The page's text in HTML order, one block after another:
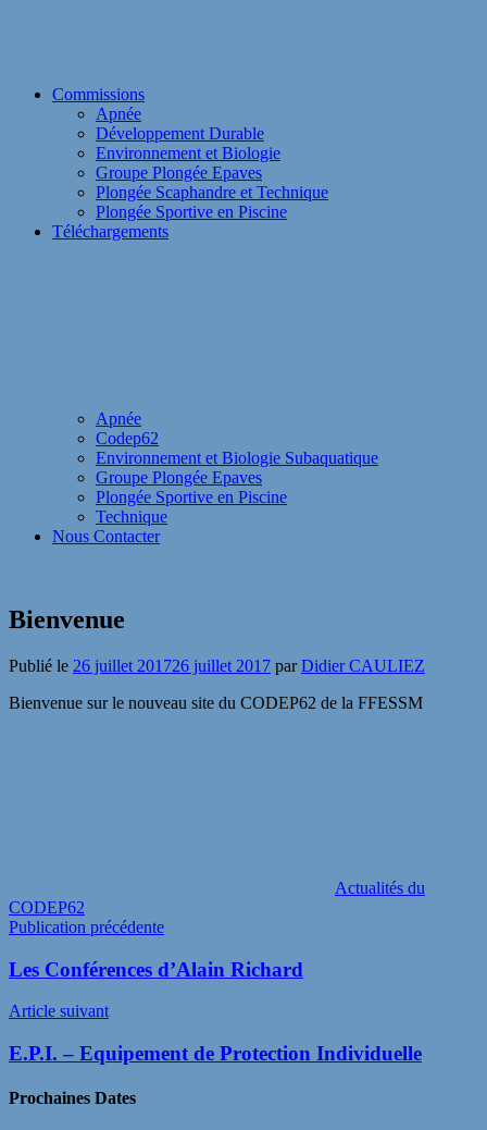
Commissions
Apnée
Développement Durable
Environnement et Biologie
Groupe Plongée Epaves
Plongée Scaphandre et Technique
Plongée Sportive en Piscine
Téléchargements
Apnée
Codep62
Environnement et Biologie Subaquatique
Groupe Plongée Epaves
Plongée Sportive en Piscine
Technique
Nous Contacter
Bienvenue
Publié le 26 juillet 201726 juillet 2017 parDidier CAULIEZ
Bienvenue sur le nouveau site du CODEP62 de la FFESSM
Actualités du
CODEP62
Navigation
de
Publication précédente
Les Conférences d’Alain Richard
Article suivant
E.P.I. – Equipement de Protection Individuelle
Prochaines Dates